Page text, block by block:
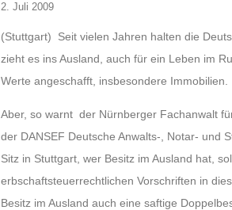
2. Juli 2009
(Stuttgart) Seit vielen Jahren halten die
zieht es ins Ausland, auch für ein Leben im
Werte angeschafft, insbesondere Immobilien.
Aber, so warnt der Nürnberger Fachanwalt
der DANSEF Deutsche Anwalts-, Notar- und
Sitz in Stuttgart, wer Besitz im Ausland hat,
erbschaftsteuerrechtlichen Vorschriften in
Besitz im Ausland auch eine saftige